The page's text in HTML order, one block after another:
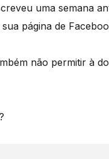
uma semana
página de
não permitir à